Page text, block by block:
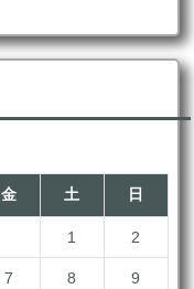
金 土 日
1 2
7 8 9